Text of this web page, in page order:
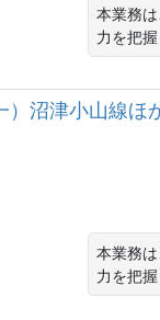
本業務
力を把
沼津小山線
本業務
力を把